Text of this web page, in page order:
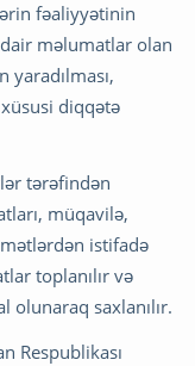
fəaliyyətinin
məlumatlar olan
diqqətə
tərəfindən
müqavilə,
istifadə
toplanılır və
saxlanılır.
Respublikası